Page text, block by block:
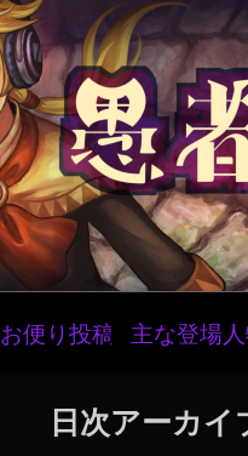
お便り投稿 主な登場
日次アーカイ